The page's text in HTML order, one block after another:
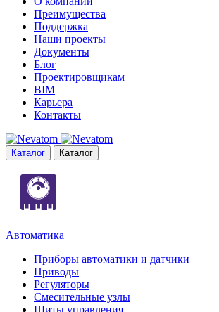
Преимущества
Поддержка
Наши проекты
Документы
Блог
Проектировщикам
BIM
Карьера
Контакты
Каталог Каталог
Автоматика
Приборы автоматики и датчики
Приводы
Регуляторы
Смесительные узлы